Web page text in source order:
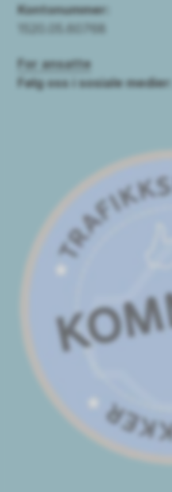
Kontonummer:
For ansatte
Følg oss i sosiale medier: